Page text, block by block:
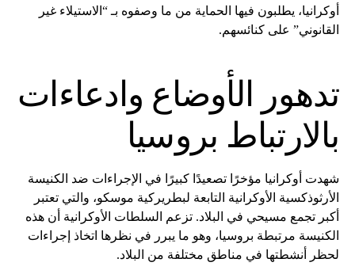
أوكرانيا، يطلبون فيها الحماية من ما وصفوه بـ “الاستيلاء غير
القانوني” على كنائسهم.
تدهور الأوضاع وادعاءات
بالارتباط بروسيا
شهدت أوكرانيا مؤخرًا تصعيدًا كبيرًا في الإجراءات ضد الكنيسة
الأرثوذكسية الأوكرانية التابعة لبطريركية موسكو، والتي تعتبر
أكبر تجمع مسيحي في البلاد. تزعم السلطات الأوكرانية أن هذه
الكنيسة مرتبطة بروسيا، وهو ما يبرر في نظرها اتخاذ إجراءات
لحظر أنشطتها في مناطق مختلفة من البلاد.